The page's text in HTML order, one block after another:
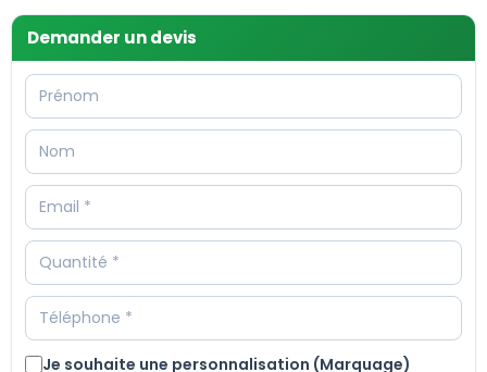
Demander un devis
Je souhaite une personnalisation (Marquage)